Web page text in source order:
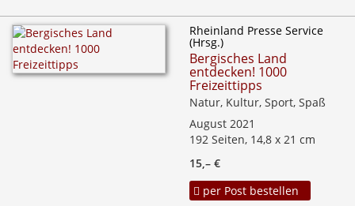
Rheinland Presse Service
(Hrsg.)
Bergisches Land
entdecken! 1000
Freizeittipps
Natur, Kultur, Sport, Spaß
August 2021
192 Seiten, 14,8 x 21 cm
15,– €
per Post bestellen